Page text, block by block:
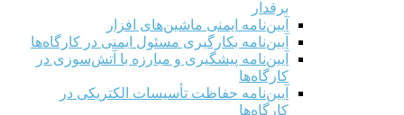
برقدار
آیین‌نامه ایمنی ماشین‌های افزار
آیین‌نامه بکارگیری مسئول ایمنی در کارگاه‌ها
آیین‌نامه پیشگیری و مبارزه با آتش‌سوزی در
کارگاه‌ها
آیین‌نامه حفاظت تأسیسات الکتریکی در
کارگاه‌ها